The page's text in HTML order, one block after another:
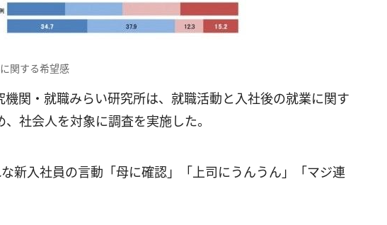
関する希望感
機関・就職みらい研究所は、就職活動と入社後の就業に関す
社会人を対象に調査を実施した。
な新入社員の言動「母に確認」「上司にうんうん」「マジ連